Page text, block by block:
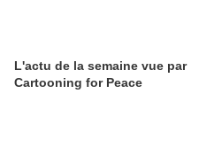
L'actu de la semaine vue par
Cartooning for Peace